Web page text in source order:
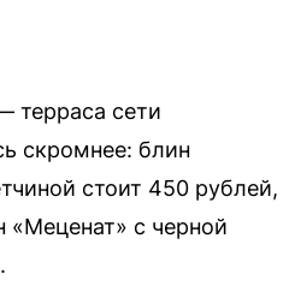
терраса сети
скромнее: блин
стоит 450 рублей,
с черной